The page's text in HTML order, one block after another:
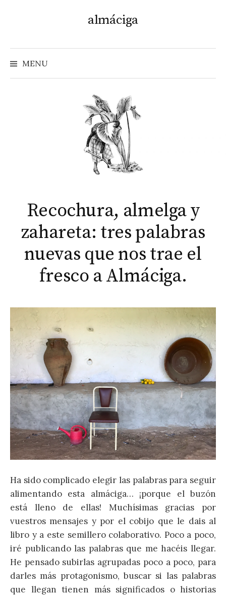
almáciga
MENU
Recochura, almelga y
zahareta: tres palabras
nuevas que nos trae el
fresco a Almáciga.
Ha sido complicado elegir las palabras para seguir
alimentando esta almáciga… ¡porque el buzón
está lleno de ellas! Muchísimas gracias por
vuestros mensajes y por el cobijo que le dais al
libro y a este semillero colaborativo. Poco a poco,
iré publicando las palabras que me hacéis llegar.
He pensado subirlas agrupadas poco a poco, para
darles más protagonismo, buscar si las palabras
que llegan tienen más significados o historias